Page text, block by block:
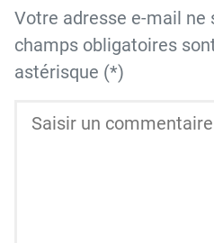
Votre adresse e-mail ne
champs obligatoires
astérisque (*)